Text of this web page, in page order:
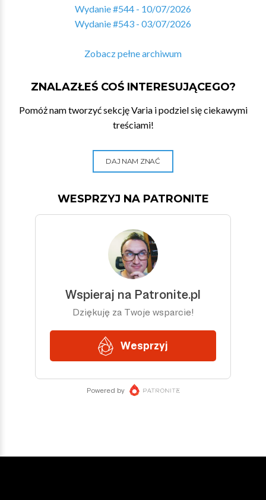
Wydanie #544 - 10/07/2026
Wydanie #543 - 03/07/2026
Zobacz pełne archiwum
ZNALAZŁEŚ COŚ INTERESUJĄCEGO?
Pomóż nam tworzyć sekcję Varia i podziel się ciekawymi
treściami!
DAJ NAM ZNAĆ
WESPRZYJ NA PATRONITE